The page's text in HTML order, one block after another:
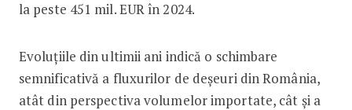
la peste 451 mil. EUR în 2024.
Evoluțiile din ultimii ani indică o schimbare
semnificativă a fluxurilor de deșeuri din România,
atât din perspectiva volumelor importate, cât și a